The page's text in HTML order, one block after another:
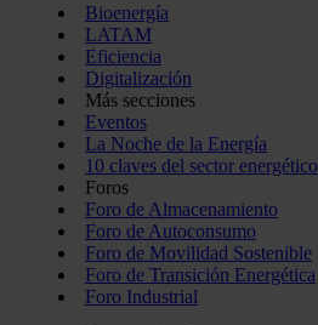
Bioenergía
LATAM
Eficiencia
Digitalización
Más secciones
Eventos
La Noche de la Energía
10 claves del sector energético
Foros
Foro de Almacenamiento
Foro de Autoconsumo
Foro de Movilidad Sostenible
Foro de Transición Energética
Foro Industrial